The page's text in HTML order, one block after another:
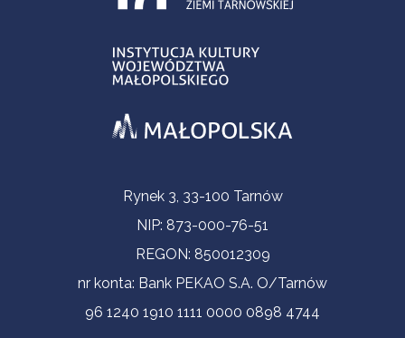
Informacje kontaktoweRynek 3, 33-100 Tarnów
NIP: 873-000-76-51
REGON: 850012309
nr konta: Bank PEKAO S.A. O/Tarnów
96 1240 1910 1111 0000 0898 4744